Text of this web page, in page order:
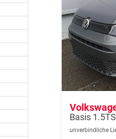
Basis
unverbindliche